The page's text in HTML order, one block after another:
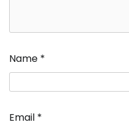
Name *
Email *